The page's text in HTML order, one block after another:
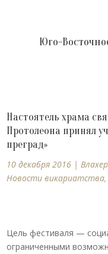
Юго-
Настоятель храма
Протолеона принял
преград»
10 декабря 2016 |
Новости викариатства,
Цель фестиваля —
ограниченными